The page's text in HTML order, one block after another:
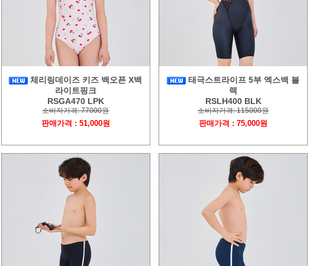
체리링데이즈 키즈 백오픈 X백
라이트핑크
RSGA470 LPK
소비자가격: 77000원
판매가격 : 51,000원
태극스트라이프 5부 엑스백 블
랙
RSLH400 BLK
소비자가격: 115000원
판매가격 : 75,000원